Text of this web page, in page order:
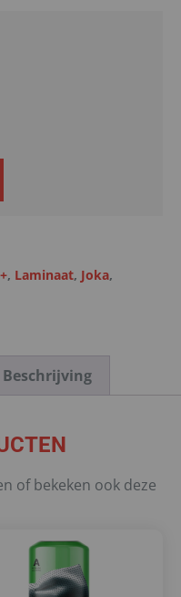
, Laminaat, Joka,
Beschrijving
of bekeken ook deze